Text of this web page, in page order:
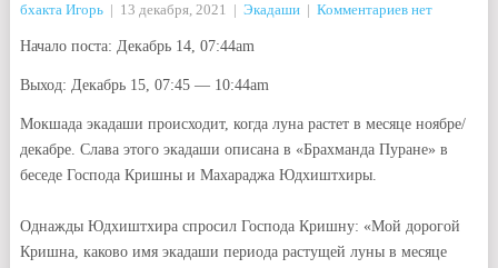
бхакта Игорь | 13 декабря, 2021 | Экадаши | Комментариев нет
Начало поста: Декабрь 14, 07:44am
Выход: Декабрь 15, 07:45 — 10:44am
Мокшада экадаши происходит, когда луна растет в месяце ноябре/
декабре. Слава этого экадаши описана в «Брахманда Пуране» в
беседе Господа Кришны и Махараджа Юдхиштхиры.
Однажды Юдхиштхира спросил Господа Кришну: «Мой дорогой
Кришна, каково имя экадаши периода растущей луны в месяце